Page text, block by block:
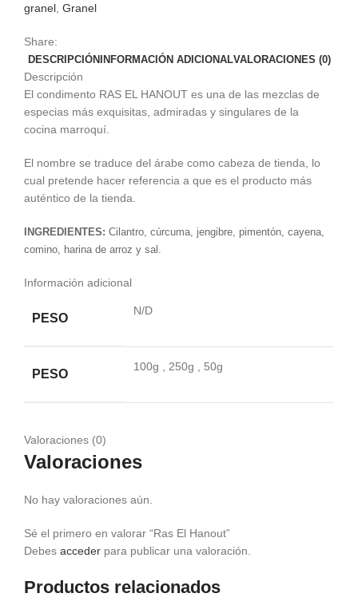
granel Granel
Share:
DESCRIPCIÓN INFORMACIÓN ADICIONALVALORACIONES (0)
Descripción
El condimento RAS EL HANOUT es una de las mezclas de
especias más exquisitas, admiradas y singulares de la
cocina marroquí.
El nombre se traduce del árabe como cabeza de tienda, lo
cual pretende hacer referencia a que es el producto más
auténtico de la tienda.
INGREDIENTES: Cilantro, cúrcuma, jengibre, pimentón, cayena,
comino, harina de arroz y sal.
Información adicional
PESO
N/D
PESO
100g 250g 50g
Valoraciones (0)
Valoraciones
No hay valoraciones aún.
Sé el primero en valorar “Ras El Hanout”
Debes acceder para publicar una valoración.
Productos relacionados